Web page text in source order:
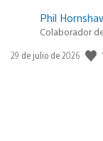
Phil
Colaborador
Fecha
29 de julio de 2026